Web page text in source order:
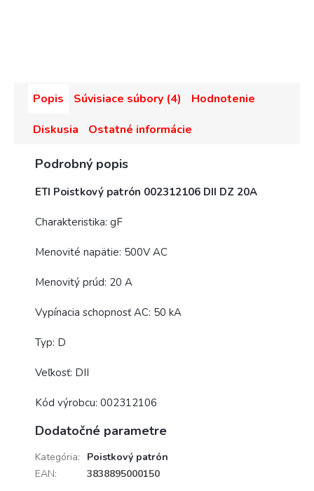
Popis Súvisiace súbory (4)
Hodnotenie
Diskusia
Ostatné informácie
Podrobný popis
ETI Poistkový patrón 002312106 DII DZ 20A
Charakteristika: gF
Menovité napätie: 500V AC
Menovitý prúd: 20 A
Vypínacia schopnosť AC: 50 kA
Typ: D
Veľkosť: DII
Kód výrobcu: 002312106
Dodatočné parametre
Kategória:
Poistkový patrón
EAN: 3838895000150